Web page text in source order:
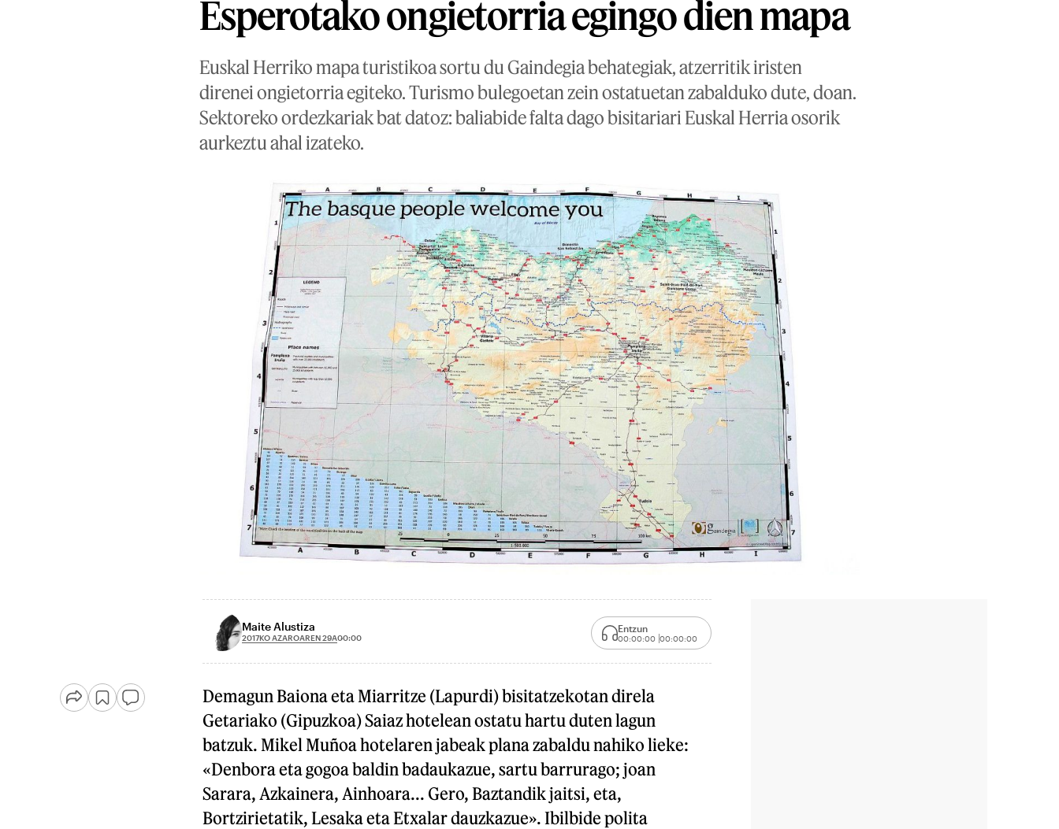
Esperotako ongietorria egingo dien mapa
Euskal Herriko mapa turistikoa sortu du Gaindegia behategiak, atzerritik iristen
direnei ongietorria egiteko. Turismo bulegoetan zein ostatuetan zabalduko dute, doan.
Sektoreko ordezkariak bat datoz: baliabide falta dago bisitariari Euskal Herria osorik
aurkeztu ahal izateko.
Maite Alustiza
2017KO AZAROAREN 29A00:00
Entzun
00:00:00 00:00:00
Demagun Baiona eta Miarritze (Lapurdi) bisitatzekotan direla
Getariako (Gipuzkoa) Saiaz hotelean ostatu hartu duten lagun
batzuk. Mikel Muñoa hotelaren jabeak plana zabaldu nahiko lieke:
«Denbora eta gogoa baldin badaukazue, sartu barrurago; joan
Sarara, Azkainera, Ainhoara... Gero, Baztandik jaitsi, eta,
Bortzirietatik, Lesaka eta Etxalar dauzkazue». Ibilbide polita